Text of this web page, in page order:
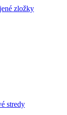
zložky
stredy